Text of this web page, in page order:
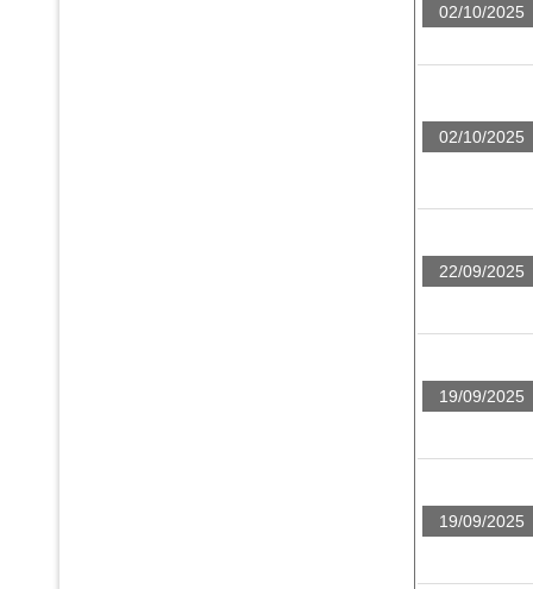
02/10/2025
02/10/2025
22/09/2025
19/09/2025
19/09/2025